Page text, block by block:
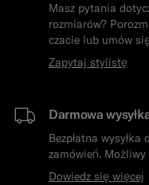
Masz pytania
rozmiarów?
czacie lub umów
Zapytaj stylistę
Darmowa
Bezpłatna
zamówień.
Dowiedz się więcej